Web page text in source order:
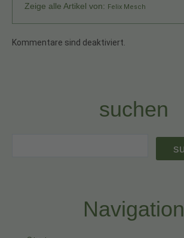
Zeige alle Artikel von: Felix Mesch
Kommentare sind deaktiviert.
suchen
Navigation